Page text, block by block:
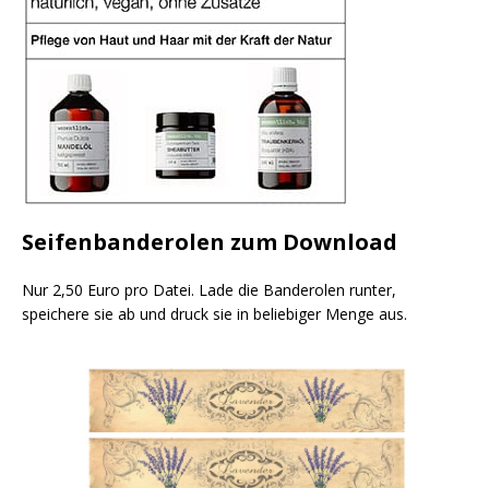
Seifenbanderolen zum Download
Nur 2,50 Euro pro Datei. Lade die Banderolen runter,
speichere sie ab und druck sie in beliebiger Menge aus.